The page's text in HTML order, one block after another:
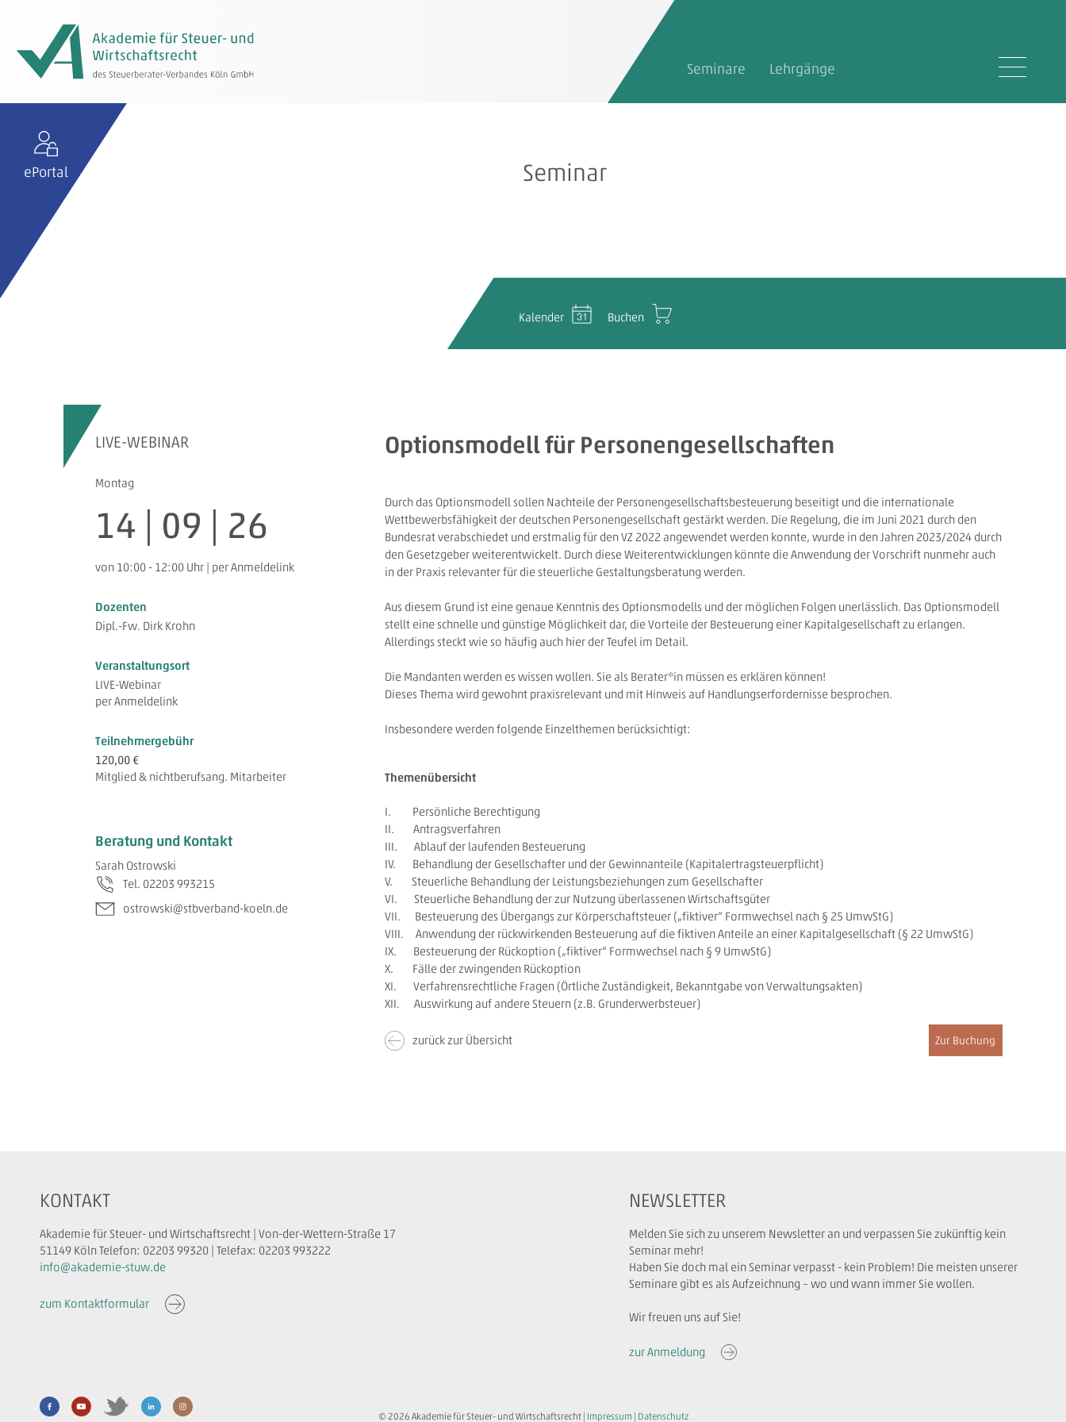
Seminare Lehrgänge
ePortal Seminar
Kalender Buchen
LIVE-WEBINAR
Montag
14 | 09 | 26
von 10:00 - 12:00 Uhr | per Anmeldelink
Dozenten
Dipl.-Fw. Dirk Krohn
Veranstaltungsort
LIVE-Webinar
per Anmeldelink
Teilnehmergebühr
120,00 €
Mitglied & nichtberufsang. Mitarbeiter
Beratung und Kontakt
Sarah Ostrowski
Tel. 02203 993215
ostrowski@stbverband-koeln.de
Optionsmodell für Personengesellschaften
Durch das Optionsmodell sollen Nachteile der Personengesellschaftsbesteuerung beseitigt und die internationale
Wettbewerbsfähigkeit der deutschen Personengesellschaft gestärkt werden. Die Regelung, die im Juni 2021 durch den
Bundesrat verabschiedet und erstmalig für den VZ 2022 angewendet werden konnte, wurde in den Jahren 2023/2024 durch
den Gesetzgeber weiterentwickelt. Durch diese Weiterentwicklungen könnte die Anwendung der Vorschrift nunmehr auch
in der Praxis relevanter für die steuerliche Gestaltungsberatung werden.
Aus diesem Grund ist eine genaue Kenntnis des Optionsmodells und der möglichen Folgen unerlässlich. Das Optionsmodell
stellt eine schnelle und günstige Möglichkeit dar, die Vorteile der Besteuerung einer Kapitalgesellschaft zu erlangen.
Allerdings steckt wie so häufig auch hier der Teufel im Detail.
Die Mandanten werden es wissen wollen. Sie als Berater*in müssen es erklären können!
Dieses Thema wird gewohnt praxisrelevant und mit Hinweis auf Handlungserfordernisse besprochen.
Insbesondere werden folgende Einzelthemen berücksichtigt:
Themenübersicht
I. Persönliche Berechtigung
II. Antragsverfahren
III. Ablauf der laufenden Besteuerung
IV. Behandlung der Gesellschafter und der Gewinnanteile (Kapitalertragsteuerpflicht)
V. Steuerliche Behandlung der Leistungsbeziehungen zum Gesellschafter
VI. Steuerliche Behandlung der zur Nutzung überlassenen Wirtschaftsgüter
VII. Besteuerung des Übergangs zur Körperschaftsteuer („fiktiver“ Formwechsel nach § 25 UmwStG)
VIII. Anwendung der rückwirkenden Besteuerung auf die fiktiven Anteile an einer Kapitalgesellschaft (§ 22 UmwStG)
IX. Besteuerung der Rückoption („fiktiver“ Formwechsel nach § 9 UmwStG)
X. Fälle der zwingenden Rückoption
XI. Verfahrensrechtliche Fragen (Örtliche Zuständigkeit, Bekanntgabe von Verwaltungsakten)
XII. Auswirkung auf andere Steuern (z.B. Grunderwerbsteuer)
zurück zur Übersicht Zur Buchung
KONTAKT
Akademie für Steuer- und Wirtschaftsrecht | Von-der-Wettern-Straße 17
51149 Köln Telefon: 02203 99320 | Telefax: 02203 993222
info@akademie-stuw.de
zum Kontaktformular
NEWSLETTER
Melden Sie sich zu unserem Newsletter an und verpassen Sie zukünftig kein
Seminar mehr!
Haben Sie doch mal ein Seminar verpasst - kein Problem! Die meisten unserer
Seminare gibt es als Aufzeichnung – wo und wann immer Sie wollen.
Wir freuen uns auf Sie!
zur Anmeldung
© 2026 Akademie für Steuer- und Wirtschaftsrecht | Impressum| Datenschutz